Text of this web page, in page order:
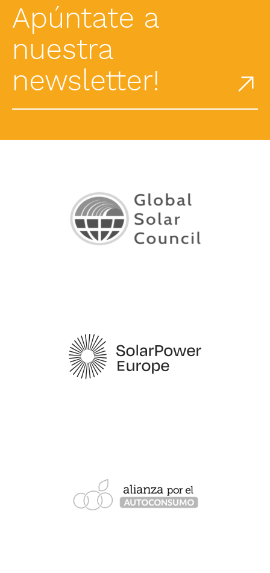
Apúntate a
nuestra
newsletter!